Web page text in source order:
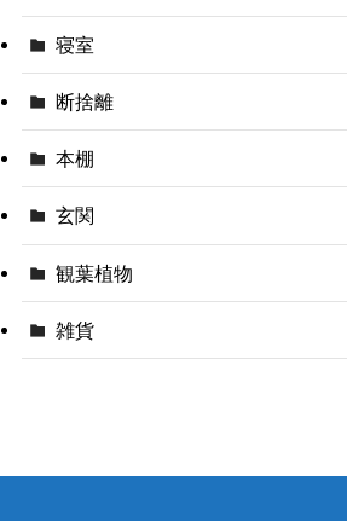
寝室
断捨離
本棚
玄関
観葉植物
雑貨